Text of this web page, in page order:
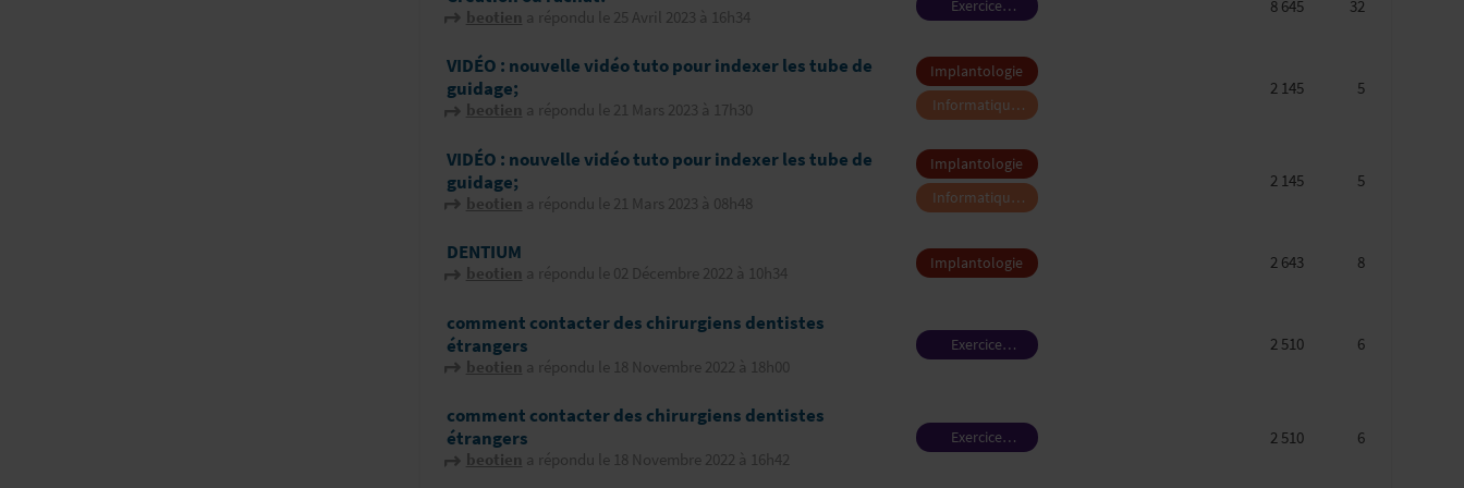
beotien a répondu le 25 Avril 2023 à 16h34
Exercice
professionnel
8 645 32
VIDÉO : nouvelle vidéo tuto pour indexer les tube de
guidage;
beotien a répondu le 21 Mars 2023 à 17h30
Implantologie
Informatique,
imagerie et
télétransmission
2 145 5
VIDÉO : nouvelle vidéo tuto pour indexer les tube de
guidage;
beotien a répondu le 21 Mars 2023 à 08h48
Implantologie
Informatique,
imagerie et
2 145 5
DENTIUM
beotien a répondu le 02 Décembre 2022 à 10h34
Implantologie 2 643 8
comment contacter des chirurgiens dentistes
étrangers
beotien a répondu le 18 Novembre 2022 à 18h00
Exercice
professionnel
2 510 6
comment contacter des chirurgiens dentistes
étrangers
beotien a répondu le 18 Novembre 2022 à 16h42
Exercice
professionnel
2 510 6